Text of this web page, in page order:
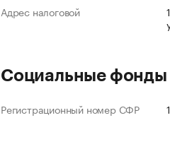
Адрес налоговой
Социальные фонды
Регистрационный номер СФР